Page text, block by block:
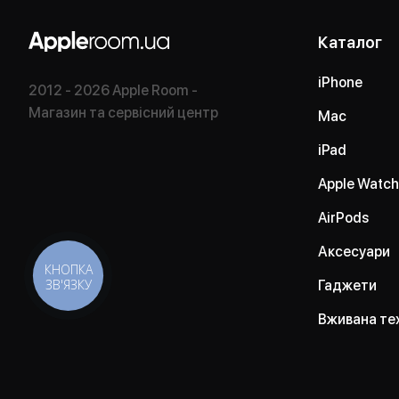
2012 - 2026 Apple Room -
Магазин та сервісний центр
Каталог
iPhone
Mac
iPad
Apple Watch
AirPods
Аксесуари
Гаджети
Вживана
КНОПКА
ЗВ'ЯЗКУ